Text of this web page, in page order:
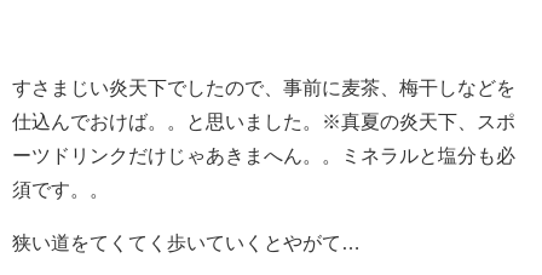
すさまじい炎天下でしたので、事前に麦茶、梅干しなどを
仕込んでおけば。。と思いました。※真夏の炎天下、スポ
ーツドリンクだけじゃあきまへん。。ミネラルと塩分も必
須です。。
狭い道をてくてく歩いていくとやがて…